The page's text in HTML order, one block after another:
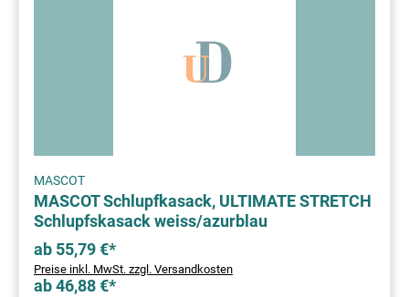
MASCOT
MASCOT Schlupfkasack, ULTIMATE STRETCH
Schlupfskasack weiss/azurblau
ab 55,79 €*
Preise inkl. MwSt. zzgl. Versandkosten
ab 46,88 €*